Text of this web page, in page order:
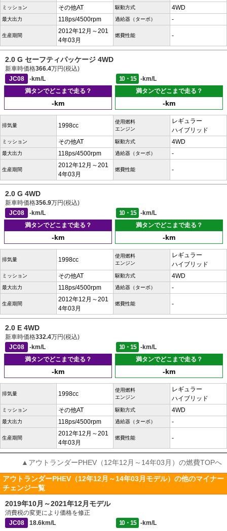
ミッション その他AT 駆動方式 4WD
最大出力 118ps/4500rpm 過給器（ターボ） -
生産期間
2012年12月～201
4年03月
燃費性能 -
2.0 G セーフティパッケージ 4WD
新車時価格366.4万円(税込)
JC08
-km/L 10・15
-km/L
満タンでどこまで走る？
-km
満タンでどこまで走る？
-km
排気量 1998cc
使用燃料
エンジン
レギュラー
ハイブリッド
ミッション その他AT 駆動方式 4WD
最大出力 118ps/4500rpm 過給器（ターボ） -
生産期間
2012年12月～201
4年03月
燃費性能 -
2.0 G 4WD
新車時価格356.9万円(税込)
JC08
-km/L 10・15
-km/L
満タンでどこまで走る？
-km
満タンでどこまで走る？
-km
排気量 1998cc
使用燃料
エンジン
レギュラー
ハイブリッド
ミッション その他AT 駆動方式 4WD
最大出力 118ps/4500rpm 過給器（ターボ） -
生産期間
2012年12月～201
4年03月
燃費性能 -
2.0 E 4WD
新車時価格332.4万円(税込)
JC08
-km/L 10・15
-km/L
満タンでどこまで走る？
-km
満タンでどこまで走る？
-km
排気量 1998cc
使用燃料
エンジン
レギュラー
ハイブリッド
ミッション その他AT 駆動方式 4WD
最大出力 118ps/4500rpm 過給器（ターボ） -
生産期間
2012年12月～201
4年03月
燃費性能 -
▲アウトランダーPHEV（12年12月～14年03月）の燃費TOPへ
アウトランダーPHEV（12年12月～14年03月モデル）の他のマイナー
チェンジ一覧
2019年10月～2021年12月モデル
消費税の変更により価格を修正
JC08
18.6km/L 10・15 -km/L